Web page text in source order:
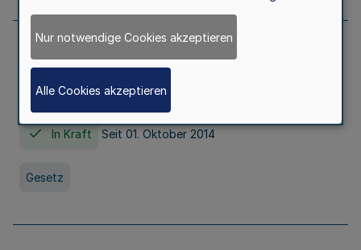
Gesetz über die Hochschulen des Landes
Nordrhein-Westfalen (Hochschulgesetz -
HG)
In Kraft Seit 01. Oktober 2014
Gesetz
Nur notwendige Cookies akzeptieren
Alle Cookies akzeptieren